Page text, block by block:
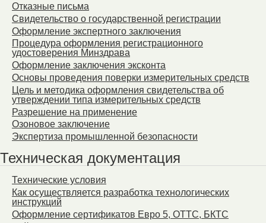
Отказные письма
Свидетельство о государственной регистрации
Оформление экспертного заключения
Процедура оформления регистрационного
удостоверения Минздрава
Оформление заключения эксконта
Основы проведения поверки измерительных средств
Цель и методика оформления свидетельства об
утверждении типа измерительных средств
Разрешение на применение
Озоновое заключение
Экспертиза промышленной безопасности
Техническая документация
Технические условия
Как осуществляется разработка технологических
инструкций
Оформление сертификатов Евро 5, ОТТС, БКТС